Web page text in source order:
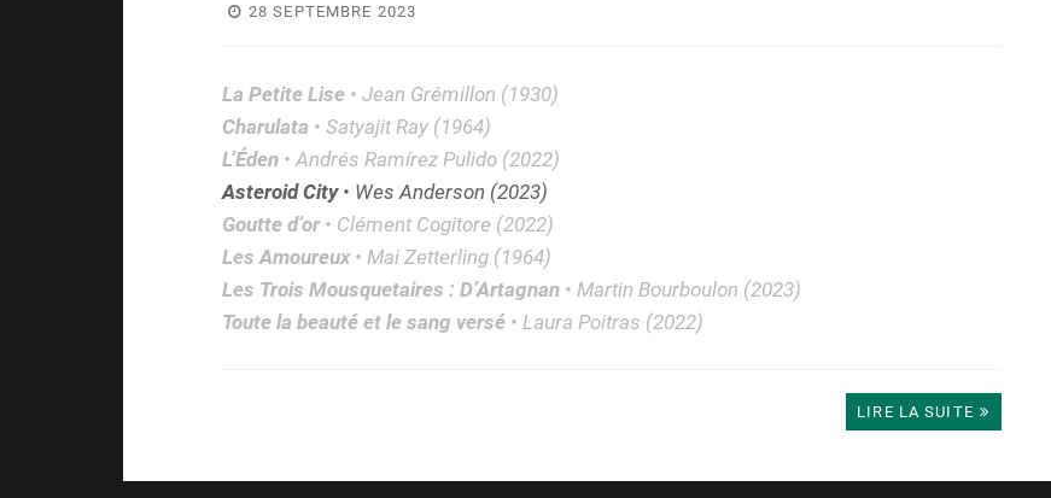
28 SEPTEMBRE 2023
La Petite Lise• Jean Grémillon (1930)
Charulata • Satyajit Ray (1964)
L’Éden• Andrés Ramírez Pulido (2022)
Asteroid City• Wes Anderson (2023)
Goutte d’or• Clément Cogitore (2022)
Les Amoureux• Mai Zetterling (1964)
Les Trois Mousquetaires : D’Artagnan• Martin Bourboulon (2023)
Toute la beauté et le sang versé• Laura Poitras (2022)
LIRE LA SUITE